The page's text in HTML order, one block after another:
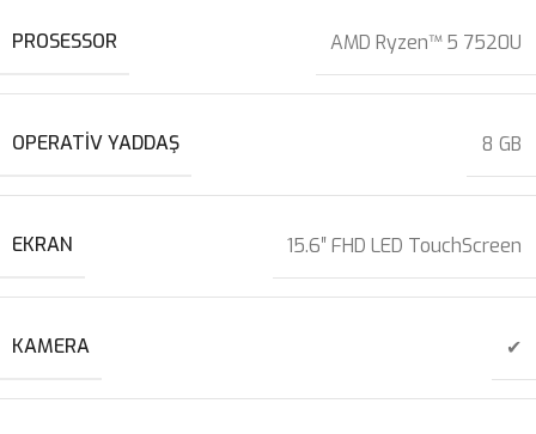
PROSESSOR AMD Ryzen™ 5 7520U
OPERATIV YADDAŞ 8 GB
EKRAN 15.6″ FHD LED TouchScreen
KAMERA ✔